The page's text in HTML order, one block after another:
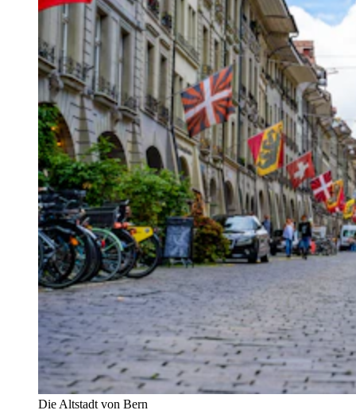
Die Altstadt von Bern